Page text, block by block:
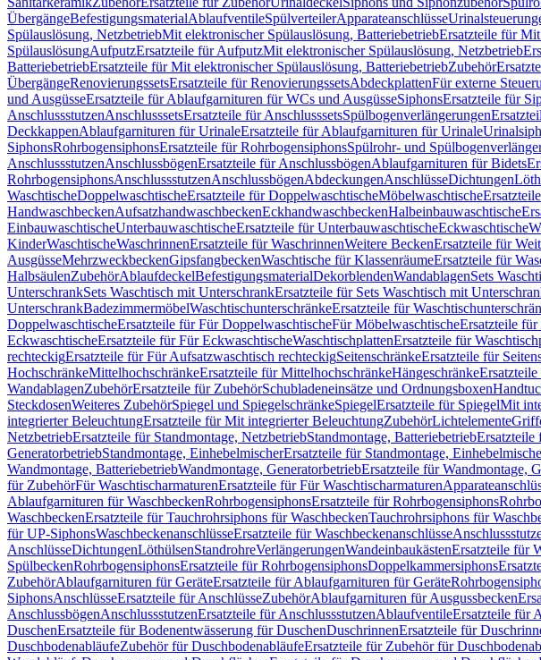
ÜbergängeBefestigungsmaterialAblaufventileSpülverteilerApparateanschlüsse
Spülauslösung, NetzbetriebMit elektronischer Spülauslösung, BatteriebetriebErsatzteile für
SpülauslösungAufputzErsatzteile für AufputzMit elektronischer Spülauslösung, Netzbetrieb
BatteriebetriebErsatzteile für Mit elektronischer Spülauslösung, BatteriebetriebZubehör
ÜbergängeRenovierungssetsErsatzteile für RenovierungssetsAbdeckplattenFür externe
und AusgüsseErsatzteile für Ablaufgarnituren für WCs und AusgüsseSiphonsErsatzteile für
AnschlussstutzenAnschlusssetsErsatzteile für AnschlusssetsSpülbogenverlängerungen
DeckkappenAblaufgarnituren für UrinaleErsatzteile für Ablaufgarnituren für Urinale
SiphonsRohrbogensiphonsErsatzteile für RohrbogensiphonsSpülrohr- und
AnschlussstutzenAnschlussbögenErsatzteile für AnschlussbögenAblaufgarnituren für Bidets
RohrbogensiphonsAnschlussstutzenAnschlussbögenAbdeckungenAnschlüsseDichtungen
WaschtischeDoppelwaschtischeErsatzteile für DoppelwaschtischeMöbelwaschtische
HandwaschbeckenAufsatzhandwaschbeckenEckhandwaschbeckenHalbeinbauwaschtische
EinbauwaschtischeUnterbauwaschtischeErsatzteile für UnterbauwaschtischeEckwaschtische
KinderWaschtischeWaschrinnenErsatzteile für WaschrinnenWeitere BeckenErsatzteile für
AusgüsseMehrzweckbeckenGipsfangbeckenWaschtische für KlassenräumeErsatzteile für
HalbsäulenZubehörAblaufdeckelBefestigungsmaterialDekorblendenWandablagenSets
UnterschrankSets Waschtisch mit UnterschrankErsatzteile für Sets Waschtisch mit
UnterschrankBadezimmermöbelWaschtischunterschränkeErsatzteile für
DoppelwaschtischeErsatzteile für Für DoppelwaschtischeFür MöbelwaschtischeErsatzteile
EckwaschtischeErsatzteile für Für EckwaschtischeWaschtischplattenErsatzteile für
rechteckigErsatzteile für Für Aufsatzwaschtisch rechteckigSeitenschränkeErsatzteile für
HochschränkeMittelhochschränkeErsatzteile für MittelhochschränkeHängeschränke
WandablagenZubehörErsatzteile für ZubehörSchubladeneinsätze und Ordnungsboxen
SteckdosenWeiteres ZubehörSpiegel und SpiegelschränkeSpiegelErsatzteile für SpiegelMit
integrierter BeleuchtungErsatzteile für Mit integrierter BeleuchtungZubehörLichtelemente
NetzbetriebErsatzteile für Standmontage, NetzbetriebStandmontage, BatteriebetriebErsatzteile
GeneratorbetriebStandmontage, EinhebelmischerErsatzteile für Standmontage,
Wandmontage, BatteriebetriebWandmontage, GeneratorbetriebErsatzteile für Wandmontage,
für ZubehörFür WaschtischarmaturenErsatzteile für Für Waschtischarmaturen
Ablaufgarnituren für WaschbeckenRohrbogensiphonsErsatzteile für Rohrbogensiphons
WaschbeckenErsatzteile für Tauchrohrsiphons für WaschbeckenTauchrohrsiphons für
für UP-SiphonsWaschbeckenanschlüsseErsatzteile für Waschbeckenanschlüsse
AnschlüsseDichtungenLöthülsenStandrohreVerlängerungenWandeinbaukästenErsatzteile für
SpülbeckenRohrbogensiphonsErsatzteile für RohrbogensiphonsDoppelkammersiphons
ZubehörAblaufgarnituren für GeräteErsatzteile für Ablaufgarnituren für Geräte
SiphonsAnschlüsseErsatzteile für AnschlüsseZubehörAblaufgarnituren für Ausgussbecken
AnschlussbögenAnschlussstutzenErsatzteile für AnschlussstutzenAblaufventileErsatzteile für
DuschenErsatzteile für Bodenentwässerung für DuschenDuschrinnenErsatzteile für
DuschbodenabläufeZubehör für DuschbodenabläufeErsatzteile für Zubehör für